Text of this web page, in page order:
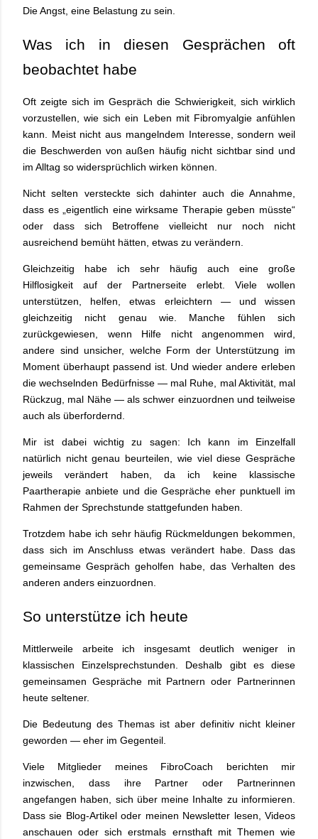
Die Angst, eine Belastung zu sein.
Was ich in diesen Gesprächen oft
beobachtet habe
Oft zeigte sich im Gespräch die Schwierigkeit, sich wirklich
vorzustellen, wie sich ein Leben mit Fibromyalgieanfühlen
kann. Meist nicht aus mangelndem Interesse, sondern weil
die Beschwerden von außen häufig nicht sichtbar sind und
im Alltag so widersprüchlich wirken können.
Nicht selten versteckte sich dahinter auch die Annahme,
dass es „eigentlich eine wirksame Therapie geben müsste“
oder dass sich Betroffene vielleicht nur noch nicht
ausreichend bemüht hätten, etwas zu verändern.
Gleichzeitig habe ich sehr häufig auch eine große
Hilflosigkeit auf der Partnerseite erlebt. Viele wollen
unterstützen, helfen, etwas erleichtern — und wissen
gleichzeitig nicht genau wie. Manche fühlen sich
zurückgewiesen, wenn Hilfe nicht angenommen wird,
andere sind unsicher, welche Form der Unterstützung im
Moment überhaupt passend ist. Und wieder andere erleben
die wechselnden Bedürfnisse — mal Ruhe, mal Aktivität, mal
Rückzug, mal Nähe — als schwer einzuordnen und teilweise
auch als überfordernd.
Mir ist dabei wichtig zu sagen: Ich kann im Einzelfall
natürlich nicht genau beurteilen, wie viel diese Gespräche
jeweils verändert haben, da ich keine klassische
Paartherapie anbiete und die Gespräche eher punktuell im
Rahmen der Sprechstunde stattgefunden haben.
Trotzdem habe ich sehr häufig Rückmeldungen bekommen,
dass sich im Anschluss etwas verändert habe. Dass das
gemeinsame Gespräch geholfen habe, das Verhalten des
anderen anders einzuordnen.
So unterstütze ich heute
Mittlerweile arbeite ich insgesamt deutlich weniger in
klassischen Einzelsprechstunden. Deshalb gibt es diese
gemeinsamen Gespräche mit Partnern oder Partnerinnen
heute seltener.
Die Bedeutung des Themas ist aber definitiv nicht kleiner
geworden — eher im Gegenteil.
Viele Mitglieder meines FibroCoach berichten mir
inzwischen, dass ihre Partner oder Partnerinnen
angefangen haben, sich über meine Inhalte zu informieren.
Dass sie Blog-Artikel oder meinen Newsletter lesen, Videos
anschauen oder sich erstmals ernsthaft mit Themen wie